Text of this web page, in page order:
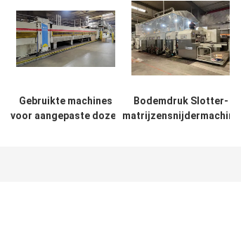
Gebruikte machines
voor aangepaste dozen
Bodemdruk Slotter-
matrijzensnijdermachine